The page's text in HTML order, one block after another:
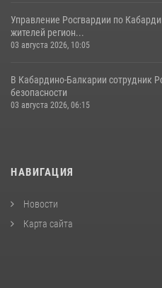
Управление Росгвардии по
жителей регион...
03 августа 2026, 10:05
В Кабардино‑Балкарии сотрудник
безопасности
03 августа 2026, 06:15
НАВИГАЦИЯ
Новости
Карта сайта